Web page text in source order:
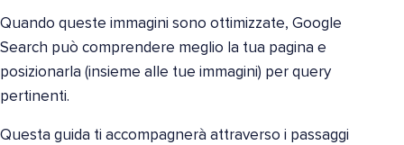
Quando queste immagini sono ottimizzate, Google
Search può comprendere meglio la tua pagina e
posizionarla (insieme alle tue immagini) per query
pertinenti.
Questa guida ti accompagnerà attraverso i passaggi